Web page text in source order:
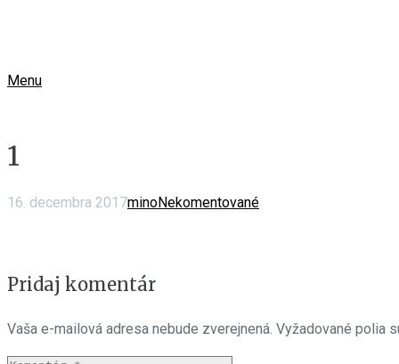
Menu
1
16. decembra 2017minoNekomentované
Pridaj komentár
Vaša e-mailová adresa nebude zverejnená. Vyžadované polia